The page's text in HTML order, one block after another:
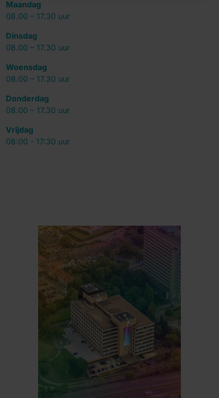
Maandag
08.00 – 17.30 uur
Dinsdag
08.00 – 17.30 uur
Woensdag
08.00 – 17.30 uur
Donderdag
08.00 – 17.30 uur
Vrijdag
08:00 - 17:30 uur